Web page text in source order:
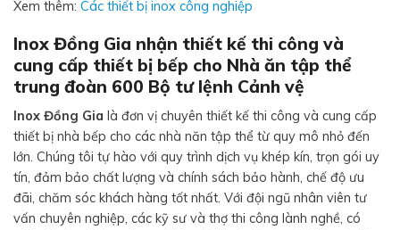
Xem thêm: Các thiết bị inox công nghiệp
Inox Đồng Gia nhận thiết kế thi công và
cung cấp thiết bị bếp cho Nhà ăn tập thể
trung đoàn 600 Bộ tư lệnh Cảnh vệ
Inox Đồng Gia là đơn vị chuyên thiết kế thi công và cung cấp
thiết bị nhà bếp cho các nhà năn tập thể từ quy mô nhỏ đến
lớn. Chúng tôi tự hào với quy trình dịch vụ khép kín, trọn gói uy
tín, đảm bảo chất lượng và chính sách bảo hành, chế độ ưu
đãi, chăm sóc khách hàng tốt nhất. Với đội ngũ nhân viên tư
vấn chuyên nghiệp, các kỹ sư và thợ thi công lành nghề, có